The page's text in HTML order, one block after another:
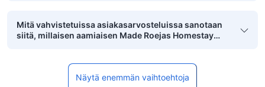
Mitä vahvistetuissa asiakasarvosteluissa sanotaan
siitä, millaisen aamiaisen Made Roejas Homestay
Näytä enemmän vaihtoehtoja